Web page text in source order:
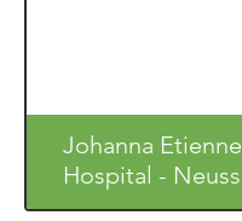
Johanna Etienne
Hospital - Neuss